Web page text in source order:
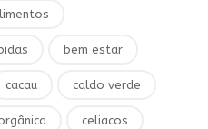
bem estar
cacau caldo verde
celiacos